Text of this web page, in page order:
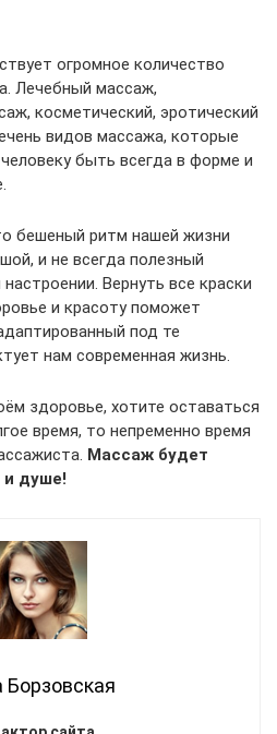
огромное количество
Лечебный массаж,
косметический, эротический
видов массажа, которые
быть всегда в форме и
бешеный ритм нашей жизни
и не всегда полезный
Вернуть все краски
и красоту поможет
под те
нам современная жизнь.
здоровье, хотите оставаться
время, то непременно время
Массаж будет
и душе!
Борзовская